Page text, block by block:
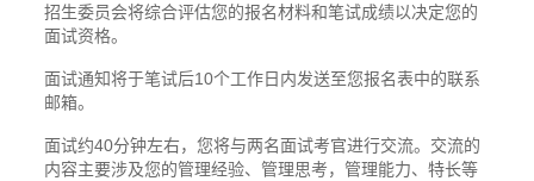
招生委员会将综合评估您的报名材料和笔试成绩以决定您的
面试资格。
面试通知将于笔试后10个工作日内发送至您报名表中的联系
邮箱。
面试约40分钟左右，您将与两名面试考官进行交流。交流的
内容主要涉及您的管理经验、管理思考，管理能力、特长等